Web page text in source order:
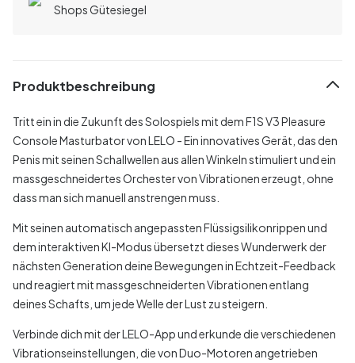
Shops Gütesiegel
Produktbeschreibung
Tritt ein in die Zukunft des Solospiels mit dem F1S V3 Pleasure
Console Masturbator von LELO - Ein innovatives Gerät, das den
Penis mit seinen Schallwellen aus allen Winkeln stimuliert und ein
massgeschneidertes Orchester von Vibrationen erzeugt, ohne
dass man sich manuell anstrengen muss.
Mit seinen automatisch angepassten Flüssigsilikonrippen und
dem interaktiven KI-Modus übersetzt dieses Wunderwerk der
nächsten Generation deine Bewegungen in Echtzeit-Feedback
und reagiert mit massgeschneiderten Vibrationen entlang
deines Schafts, um jede Welle der Lust zu steigern.
Verbinde dich mit der LELO-App und erkunde die verschiedenen
Vibrationseinstellungen, die von Duo-Motoren angetrieben